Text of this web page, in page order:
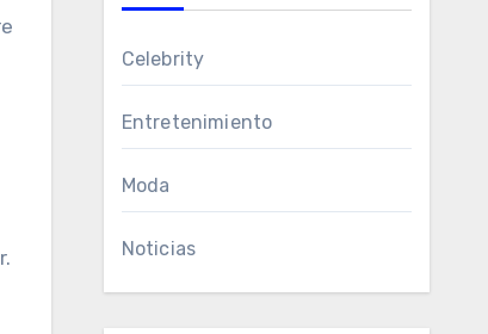
Celebrity
Entretenimiento
Moda
Noticias